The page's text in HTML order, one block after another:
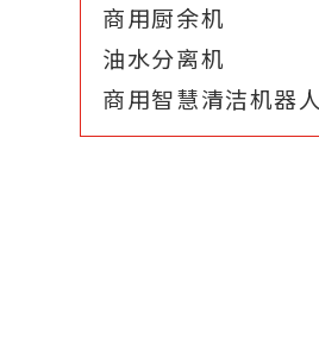
商用厨余机
油水分离机
商用智慧清洁机器人